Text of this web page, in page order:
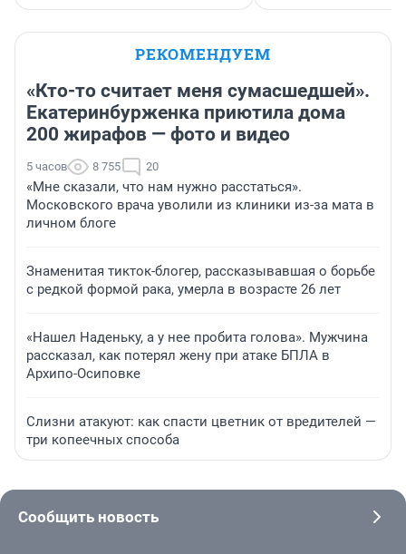
РЕКОМЕНДУЕМ
«Кто-то считает меня сумасшедшей».
Екатеринбурженка приютила дома
200 жирафов — фото и видео
5 часов 8 755 20
«Мне сказали, что нам нужно расстаться».
Московского врача уволили из клиники из-за мата в
личном блоге
Знаменитая тикток-блогер, рассказывавшая о борьбе
с редкой формой рака, умерла в возрасте 26 лет
«Нашел Наденьку, а у нее пробита голова». Мужчина
рассказал, как потерял жену при атаке БПЛА в
Архипо-Осиповке
Слизни атакуют: как спасти цветник от вредителей —
три копеечных способа
Сообщить новость